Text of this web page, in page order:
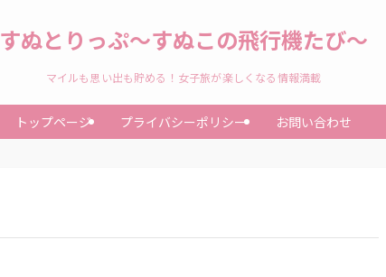
すぬとりっぷ〜すぬこの飛行機たび〜
マイルも思い出も貯める！女子旅が楽しくなる情報満載
トップページ プライバシーポリシー お問い合わせ